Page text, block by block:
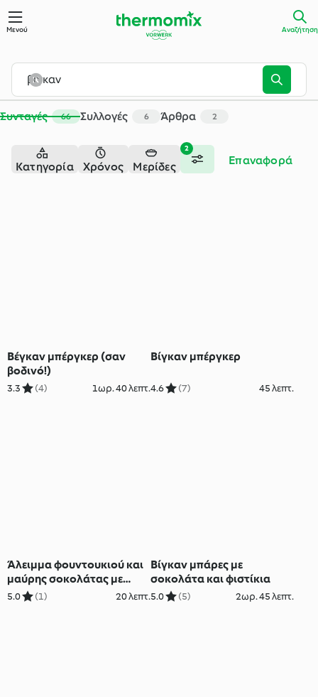
Μενού Αναζήτηση
Συνταγές 66 Συλλογές 6 Άρθρα 2
2
Κατηγορία Χρόνος Μερίδες Επαναφορά
Βέγκαν μπέργκερ (σαν
βοδινό!)
3.3 (4) 1ωρ. 40 λεπτ.
Βίγκαν μπέργκερ
4.6 (7) 45 λεπτ.
Άλειμμα φουντουκιού και
μαύρης σοκολάτας με
χουρμάδες (φοινίκια)
5.0 (1) 20 λεπτ.
Βίγκαν μπάρες με
σοκολάτα και φιστίκια
5.0 (5) 2ωρ. 45 λεπτ.
Αναζήτηση - Cookidoo® – η επίσημη πλατφόρμα συνταγών